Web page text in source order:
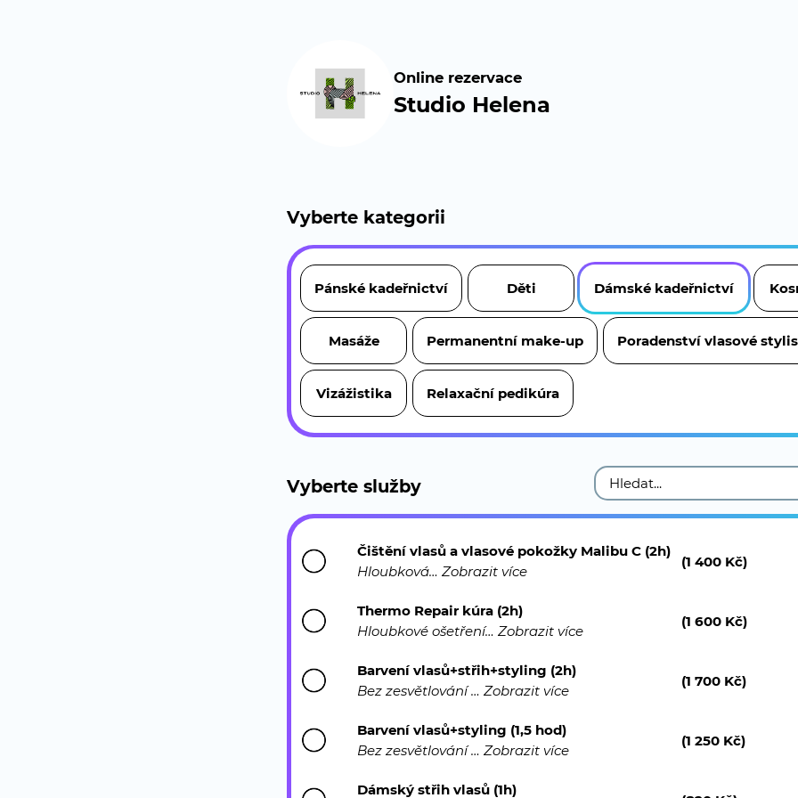
Online rezervace
Studio Helena
Vyberte kategorii
Pánské kadeřnictví Děti Dámské kadeřnictví
Masáže Permanentní make-up Poradenství vlasové
Vizážistika Relaxační pedikúra
Vyberte služby
Čištění vlasů a vlasové pokožky Malibu C (2h)
(1 400 Kč)
Hloubková… Zobrazit více
Thermo Repair kúra (2h)
(1 600 Kč)
Hloubkové ošetření… Zobrazit více
Barvení vlasů+střih+styling (2h)
(1 700 Kč)
Bez zesvětlování … Zobrazit více
Barvení vlasů+styling (1,5 hod)
(1 250 Kč)
Bez zesvětlování … Zobrazit více
Dámský střih vlasů (1h)